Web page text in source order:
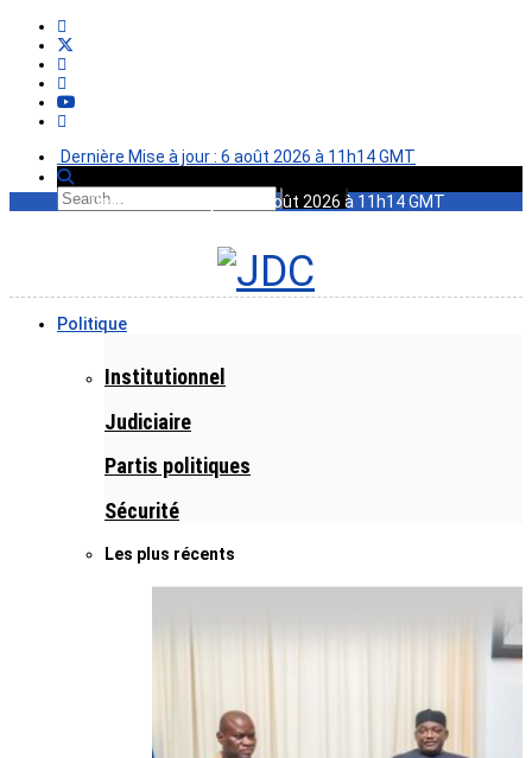
Dernière Mise à jour : 6 août 2026 à 11h14 GMT
Dernière Mise à jour : 6 août 2026 à 11h14 GMT
Politique
Institutionnel
Judiciaire
Partis politiques
Sécurité
Les plus récents